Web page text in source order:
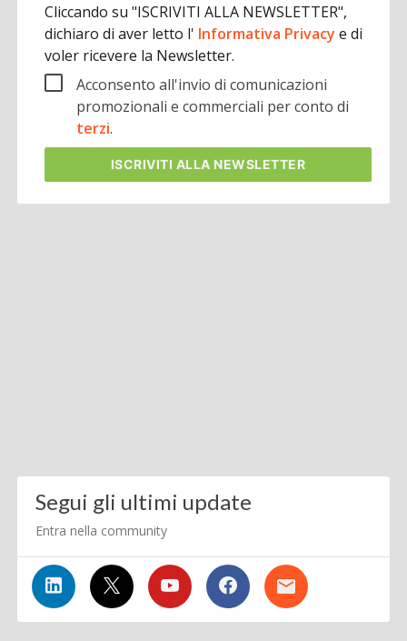
Cliccando su "ISCRIVITI ALLA NEWSLETTER",
dichiaro di aver letto l' Informativa Privacye di
voler ricevere la Newsletter.
Acconsento all'invio di comunicazioni
promozionali e commerciali per conto di
terzi.
ISCRIVITI ALLA NEWSLETTER
Segui gli ultimi update
Entra nella community